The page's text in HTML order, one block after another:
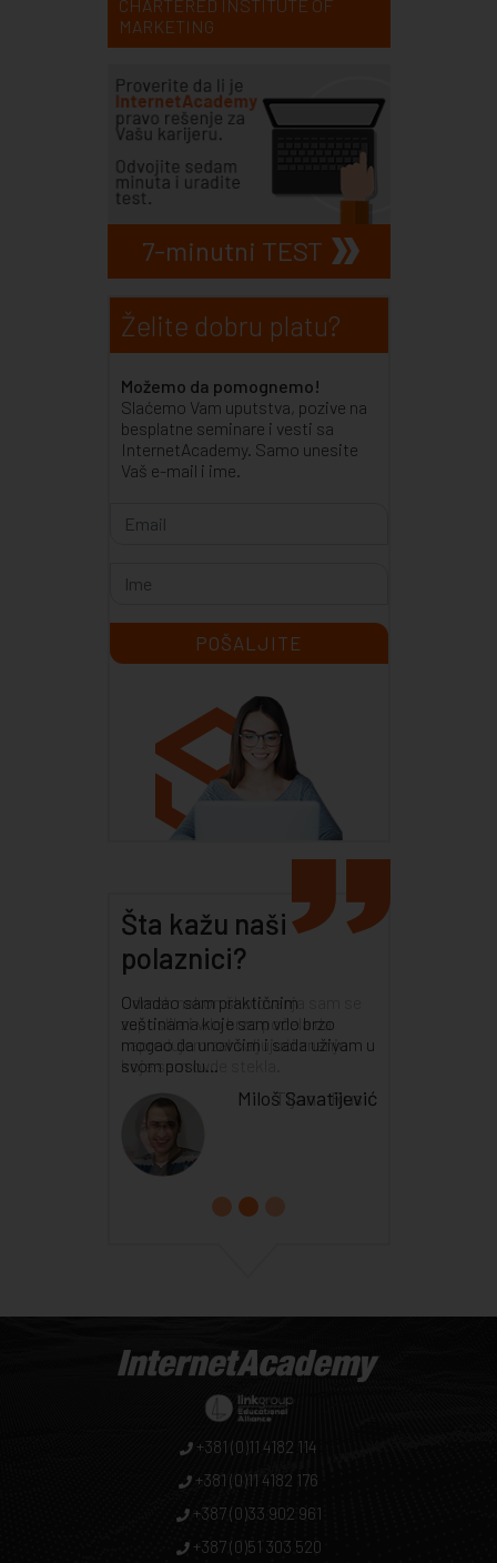
CHARTERED INSTITUTE OF
MARKETING
7-minutni TEST
Želite dobru platu?
Možemo da pomognemo!
Slaćemo Vam uputstva, pozive na
besplatne seminare i vesti sa
InternetAcademy. Samo unesite
Vaš e-mail i ime.
Šta kažu naši
polaznici?
Odmah nakon školovanja sam se
zaposlila i vrlo brzo počela da
napredujem zahvaljujući znanju
koje sam ovde stekla.
Tijana Rusić
+381 (0)11 4182 114
+381 (0)11 4182 176
+387 (0)33 902 961
+387 (0)51 303 520